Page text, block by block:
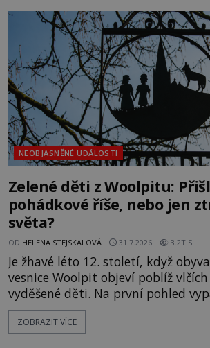
jistotou neví, kdo jej napsal, kdy
vlastně vypráví. Rohoncský kodex se poprvé
objevuje v roce
NEOBJASNĚNÉ UDÁLOSTI
Zelené děti z Woolpitu:
pohádkové říše, nebo jen
světa?
OD HELENA STEJSKALOVÁ 31.7.2026 3.2TIS
Je žhavé léto 12. století, když
vesnice Woolpit objeví poblíž
vyděšené děti. Na první pohled
každé jiné, až na jednu děsivou
kůže má nazelenalý odstín, mluví
ZOBRAZIT VÍCE